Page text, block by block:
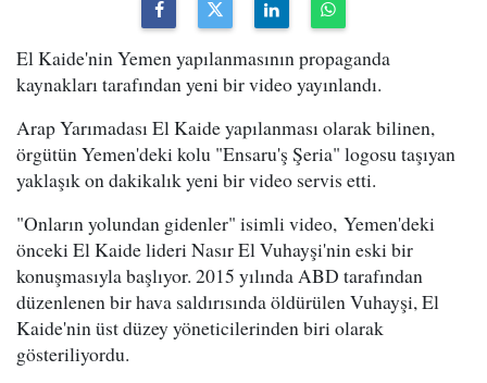
El Kaide'nin Yemen yapılanmasının propaganda
kaynakları tarafından yeni bir video yayınlandı.
Arap Yarımadası El Kaide yapılanması olarak bilinen,
örgütün Yemen'deki kolu "Ensaru'ş Şeria" logosu taşıyan
yaklaşık on dakikalık yeni bir video servis etti.
"Onların yolundan gidenler" isimli video, Yemen'deki
önceki El Kaide lideri Nasır El Vuhayşi'nin eski bir
konuşmasıyla başlıyor. 2015 yılında ABD tarafından
düzenlenen bir hava saldırısında öldürülen Vuhayşi, El
Kaide'nin üst düzey yöneticilerinden biri olarak
gösteriliyordu.